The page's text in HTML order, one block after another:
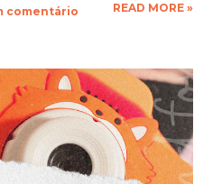
para o nosso e-mail
contar um pouquinho sobre
Ficarei muito feliz de
suas obras de arte, ein?!
comentário READ MORE »